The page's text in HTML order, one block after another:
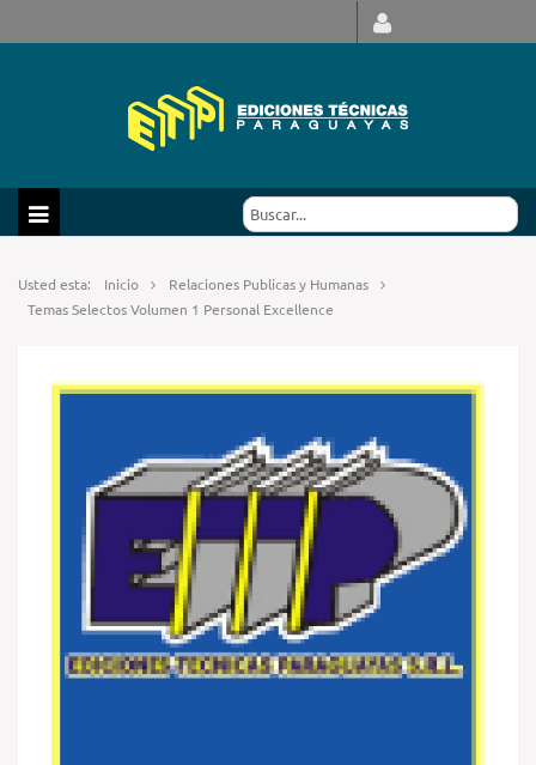
Usted esta: Inicio
Relaciones Publicas y Humanas
Temas Selectos Volumen 1 Personal Excellence